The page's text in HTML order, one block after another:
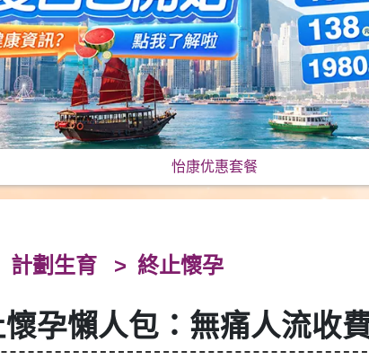
怡康优惠套餐
計劃生育 終止懷孕
孕懶人包：無痛人流收